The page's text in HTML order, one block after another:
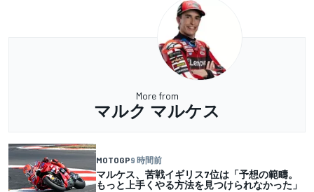
More from
マルク マルケス
MOTOGP9 時間前
マルケス、苦戦イギリス7位は「予想の範疇。
もっと上手くやる方法を見つけられなかった」